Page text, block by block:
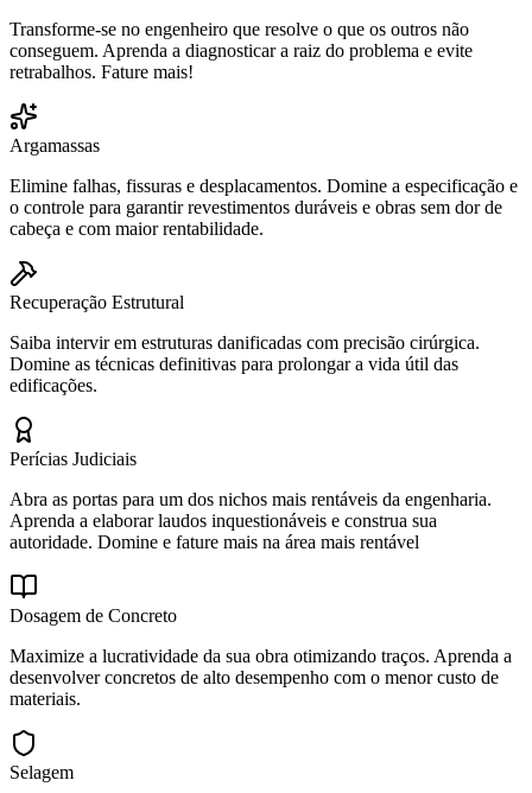
Transforme-se no engenheiro que resolve o que os outros não
conseguem. Aprenda a diagnosticar a raiz do problema e evite
retrabalhos. Fature mais!
Argamassas
Elimine falhas, fissuras e desplacamentos. Domine a especificação e
o controle para garantir revestimentos duráveis e obras sem dor de
cabeça e com maior rentabilidade.
Recuperação Estrutural
Saiba intervir em estruturas danificadas com precisão cirúrgica.
Domine as técnicas definitivas para prolongar a vida útil das
edificações.
Perícias Judiciais
Abra as portas para um dos nichos mais rentáveis da engenharia.
Aprenda a elaborar laudos inquestionáveis e construa sua
autoridade. Domine e fature mais na área mais rentável
Dosagem de Concreto
Maximize a lucratividade da sua obra otimizando traços. Aprenda a
desenvolver concretos de alto desempenho com o menor custo de
materiais.
Selagem